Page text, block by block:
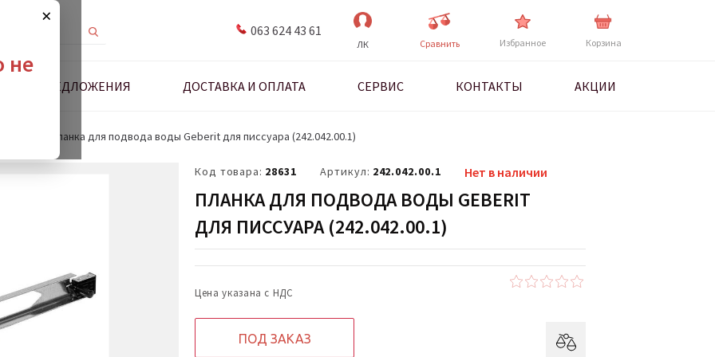
×
не
063 624 43 61
ЛК Cравнить Избранное Корзина
ПРЕДЛОЖЕНИЯ ДОСТАВКА И ОПЛАТА СЕРВИС КОНТАКТЫ АКЦИИ
Планка для подвода воды Geberit для писсуара (242.042.00.1)
Код товара: 28631 Артикул: 242.042.00.1 Нет в наличии
ПЛАНКА ДЛЯ ПОДВОДА ВОДЫ GEBERIT
ДЛЯ ПИССУАРА (242.042.00.1)
Цена указана с НДС
ПОД ЗАКАЗ